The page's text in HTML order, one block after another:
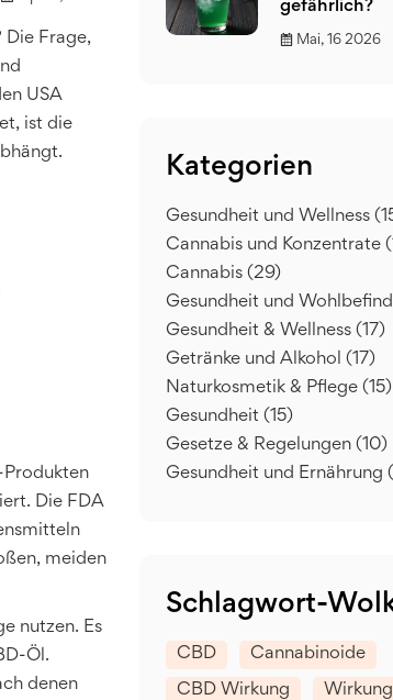
Die Frage,
USA
ist die
Produkten
Die FDA
meiden
nutzen. Es
Öl.
denen
gefährlich?
Mai, 16 2026
Kategorien
Gesundheit und Wellness
Cannabis und Konzentrate
Cannabis (29)
Gesundheit und
Gesundheit & Wellness (17)
Getränke und Alkohol (17)
Naturkosmetik & Pflege (15)
Gesundheit (15)
Gesetze & Regelungen (10)
Gesundheit und Ernährung
Schlagwort-
CBD Cannabinoide
CBD Wirkung Wirkung